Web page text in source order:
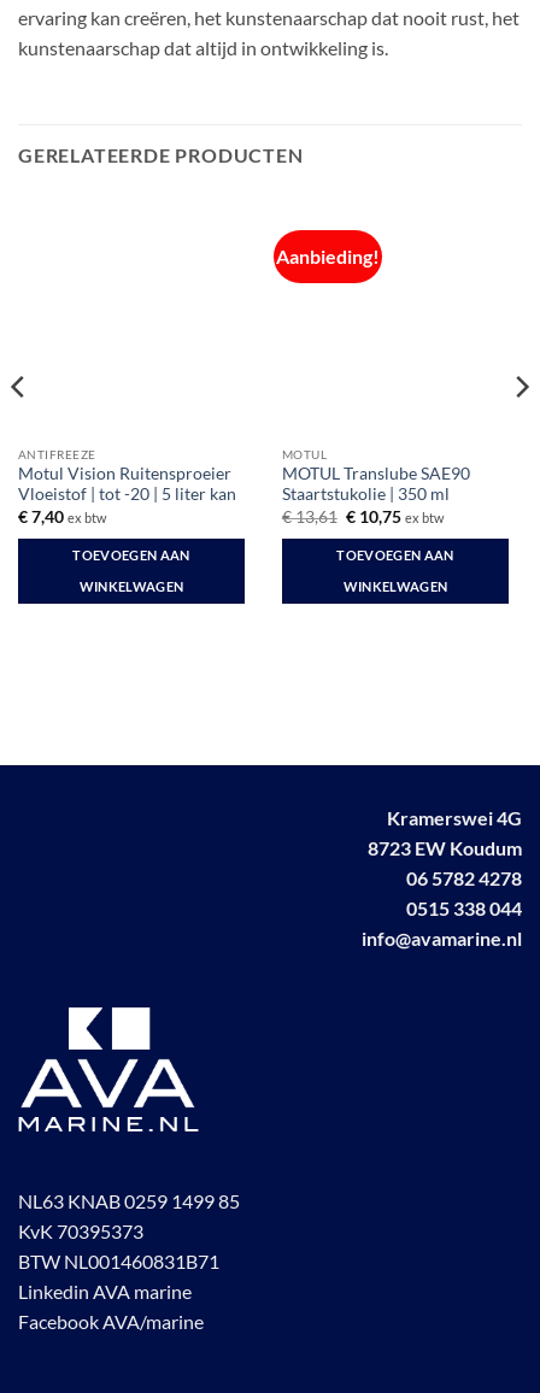
ervaring kan creëren, het kunstenaarschap dat nooit rust, het
kunstenaarschap dat altijd in ontwikkeling is.
GERELATEERDE PRODUCTEN
ANTIFREEZE
Motul Vision Ruitensproeier
Vloeistof | tot -20 | 5 liter kan
€7,40 ex btw
TOEVOEGEN AAN
WINKELWAGEN
Aanbieding!
MOTUL
MOTUL Translube SAE90
Staartstukolie | 350 ml
€13,61 Oorspronkelijke
was:
€ 13,61.
€10,75Huidige
is:
€ 10,75.
ex btw
TOEVOEGEN AAN
WINKELWAGEN
Kramerswei 4G
8723 EW Koudum
06 5782 4278
0515 338 044
info@avamarine.nl
NL63 KNAB 0259 1499 85
KvK 70395373
BTW NL001460831B71
Linkedin AVA marine
Facebook AVA/marine